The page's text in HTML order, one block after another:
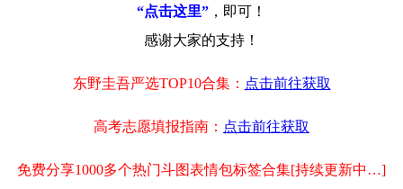
“点击这里” ，即可！
感谢大家的支持！
东野圭吾严选TOP10合集： 点击前往获取
高考志愿填报指南： 点击前往获取
免费分享1000多个热门斗图表情包标签合集[持续更新中…]